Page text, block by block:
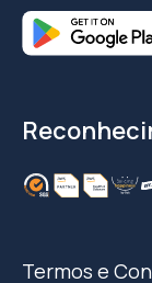
Termos e